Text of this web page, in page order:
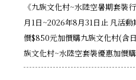
《九族文化村~水陸空暑期套裝
月1日~2026年8月31日止 凡活
價$850元加價購九族文化村(
族文化村~水陸空套裝優惠加